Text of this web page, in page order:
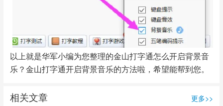
以上就是华军小编为您整理的金山打字通怎么开启背景音
乐？金山打字通开启背景音乐的方法啦，希望能帮到您。
相关文章
更多>>